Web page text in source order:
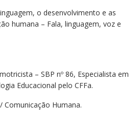
o desenvolvimento e as
humana – Fala, linguagem, voz e
– SBP nº 86, Especialista em
Educacional pelo CFFa.
Humana.